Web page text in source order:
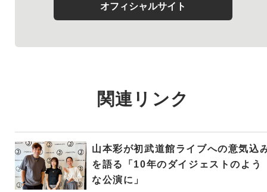
オフィシャルサイト
関連リンク
山本彩が初武道館ライブへの意気込
を語る「10年のダイジェストのよう
な公演に」